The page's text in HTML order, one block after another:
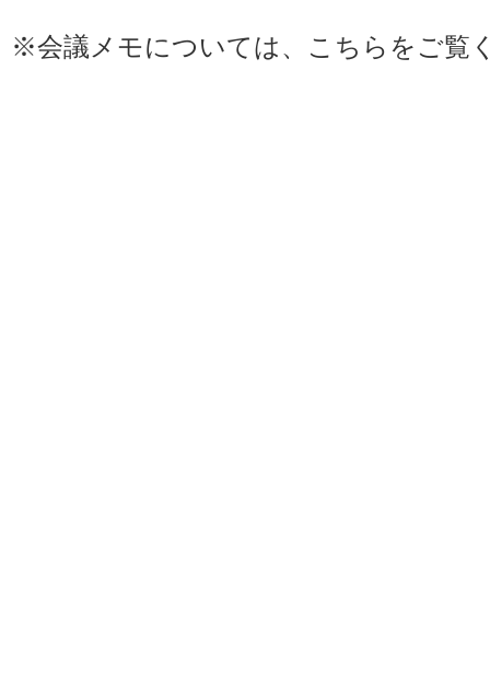
※会議メモについては、 こちら をご覧